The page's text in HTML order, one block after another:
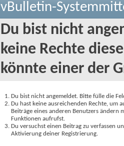
vBulletin-
Du bist nicht
keine Rechte
könnte einer der
Du bist nicht angemeldet. Bitte fülle die
Du hast keine ausreichenden Rechte, um
Beiträge eines anderen Benutzers
Funktionen aufrufst.
Du versuchst einen Beitrag zu verfassen
Aktivierung deiner Registrierung.